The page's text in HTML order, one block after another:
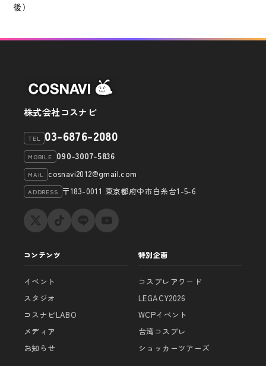
後）
株式会社コスナビ
TEL 03-6876-2080
MOBILE 090-3007-5836
MAIL cosnavi2012@gmail.com
ADDRESS 〒183-0011 東京都府中市白糸台1-5-6
コンテンツ
イベント
スタジオ
コスナビLABO
メディア
お知らせ
特別企画
コスプレアワード
LEGACY2026
WCPイベント
台湾コスプレ
ショッカーツアーズ